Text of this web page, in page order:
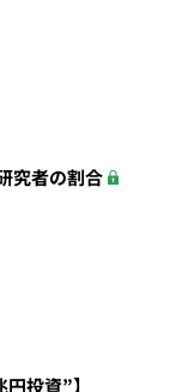
究者の割合
投資”】